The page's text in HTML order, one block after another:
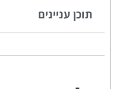
תוכן עניינים